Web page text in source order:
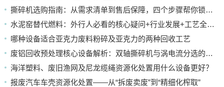
撕碎机选购指南：从需求清单到售后保障，四个步骤帮你锁定靠谱厂家
水泥窑替代燃料：外行人必看的核心疑问+行业发展+工艺全解析
哪种设备适合亚克力废料粉碎及亚克力的两种回收工艺
废铝回收预处理核心设备解析：双轴撕碎机与涡电流分选的应用
海洋塑料、废旧渔网及尼龙缆绳资源化处置用什么设备更好？
报废汽车车壳资源化处置——从“拆废卖废”到“精细化榨取”